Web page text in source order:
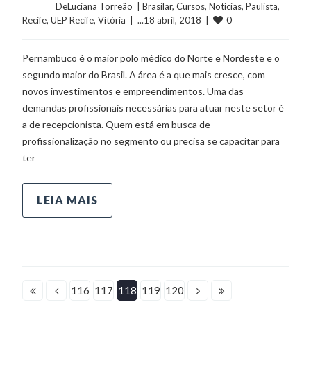
	    	DeLuciana Torreão  |
Brasilar, Cursos, Notícias, Paulista
Recife, UEP Recife, Vitória
  |  ...18 abril, 2018  |
0
Pernambuco é o maior polo médico do Norte e Nordeste e o
segundo maior do Brasil. A área é a que mais cresce, com
novos investimentos e empreendimentos. Uma das
demandas profissionais necessárias para atuar neste setor é
a de recepcionista. Quem está em busca de
profissionalização no segmento ou precisa se capacitar para
ter
LEIA MAIS
116 117 118 119 120